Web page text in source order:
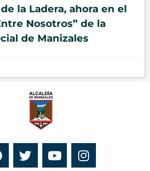
la Ladera, ahora en el
Nosotros” de la
de Manizales